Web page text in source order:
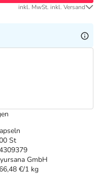
St
GmbH
€/1 kg
inkl. MwSt. inkl. Versand